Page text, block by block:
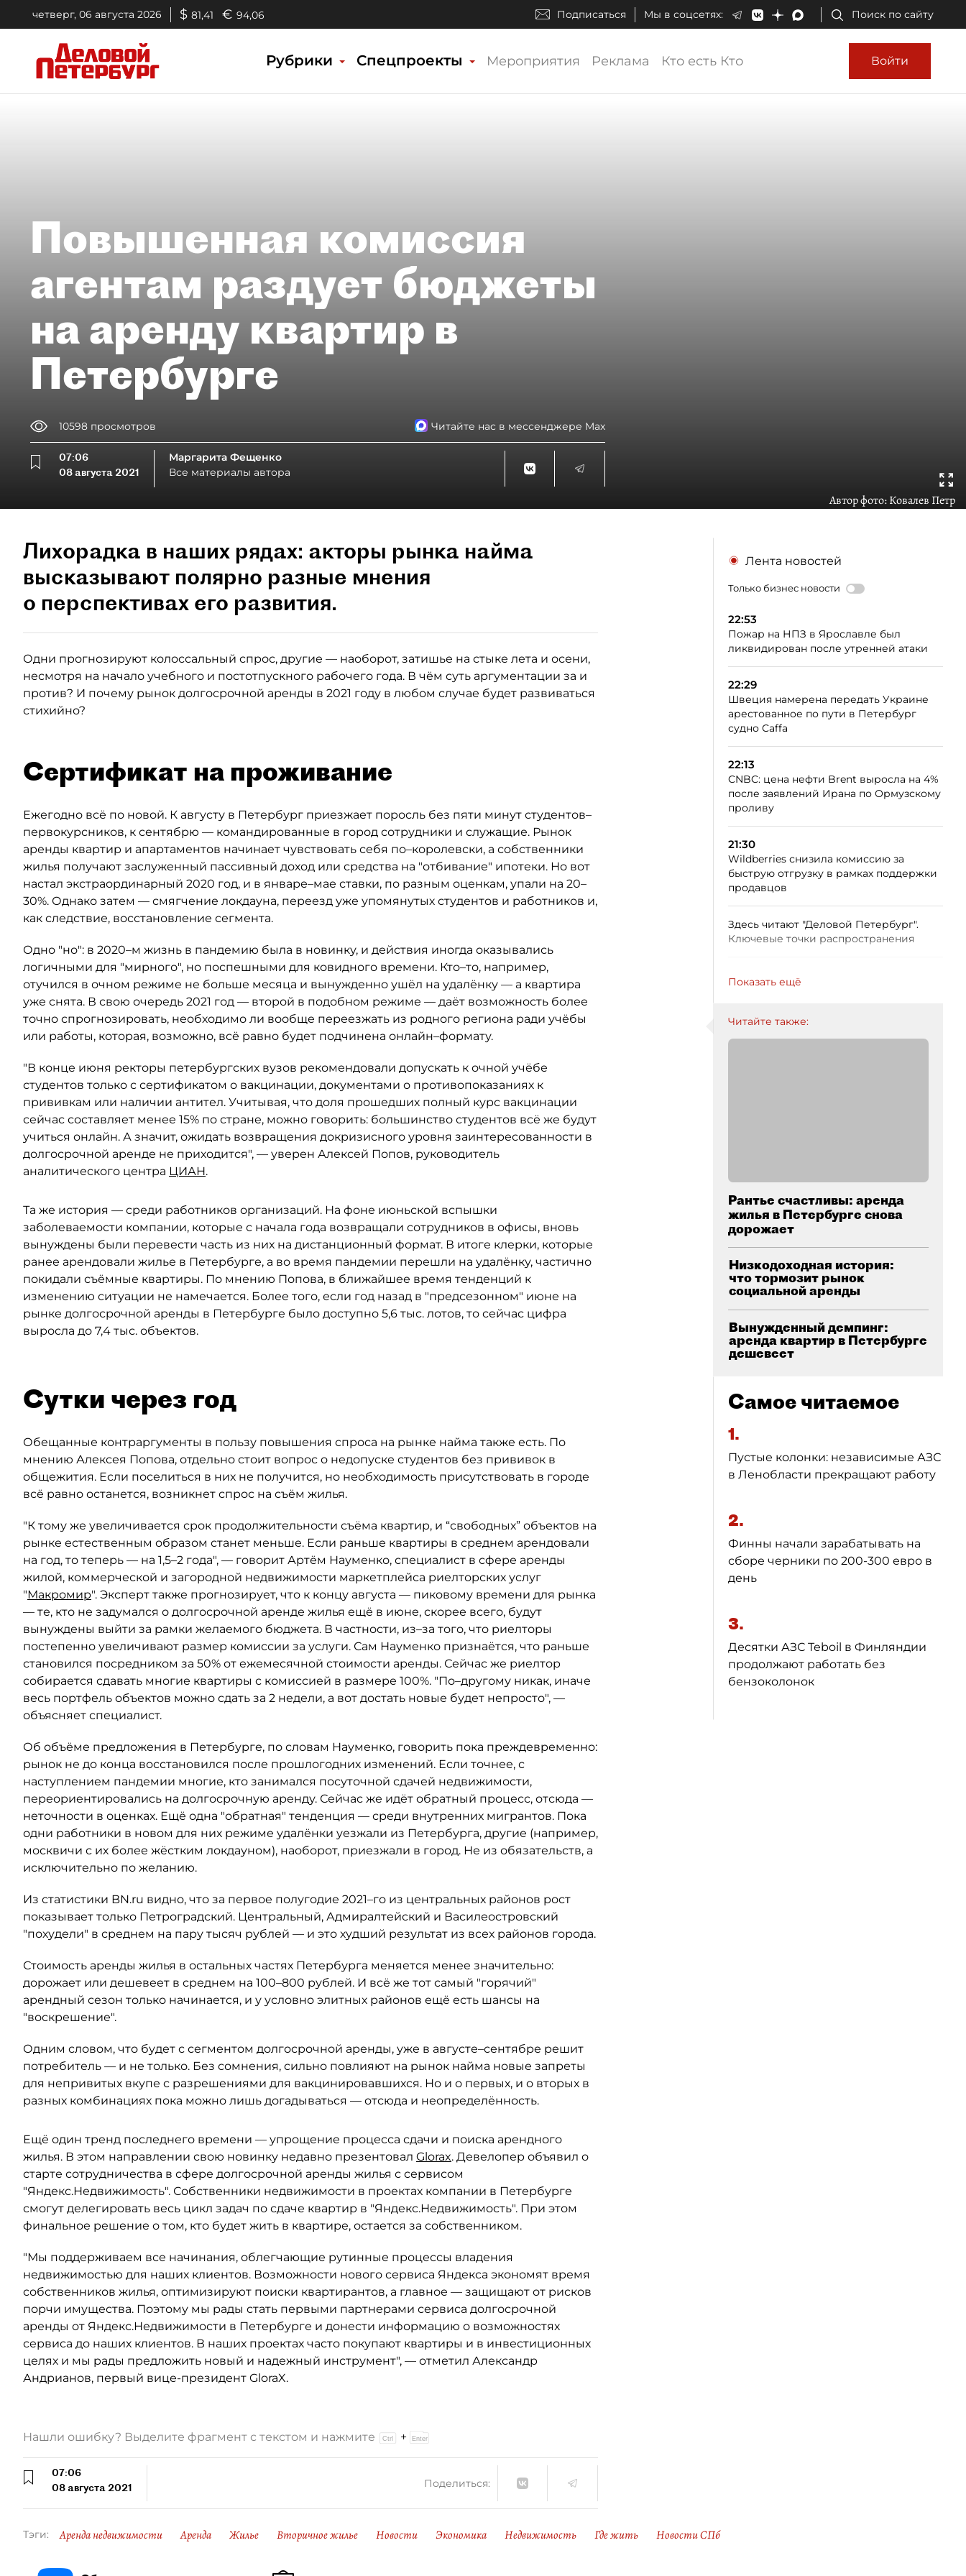
четверг, 06 августа 2026 $ 81,41 € 94,06 Подписаться Мы в соцсетях: Поиск по сайту
Рубрики Спецпроекты Мероприятия Реклама Кто есть Кто Войти
Повышенная комиссия
агентам раздует бюджеты
на аренду квартир в
Петербурге
10598 просмотров Читайте нас в мессенджере Max
07:06
08 августа 2021
Маргарита Фещенко
Все материалы автора
Автор фото:Ковалев Петр
Лихорадка в наших рядах: акторы рынка найма
высказывают полярно разные мнения
о перспективах его развития.
Одни прогнозируют колоссальный спрос, другие — наоборот, затишье на стыке лета и осени,
несмотря на начало учебного и постотпускного рабочего года. В чём суть аргументации за и
против? И почему рынок долгосрочной аренды в 2021 году в любом случае будет развиваться
стихийно?
Сертификат на проживание
Ежегодно всё по новой. К августу в Петербург приезжает поросль без пяти минут студентов–
первокурсников, к сентябрю — командированные в город сотрудники и служащие. Рынок
аренды квартир и апартаментов начинает чувствовать себя по–королевски, а собственники
жилья получают заслуженный пассивный доход или средства на "отбивание" ипотеки. Но вот
настал экстраординарный 2020 год, и в январе–мае ставки, по разным оценкам, упали на 20–
30%. Однако затем — смягчение локдауна, переезд уже упомянутых студентов и работников и,
как следствие, восстановление сегмента.
Одно "но": в 2020–м жизнь в пандемию была в новинку, и действия иногда оказывались
логичными для "мирного", но поспешными для ковидного времени. Кто–то, например,
отучился в очном режиме не больше месяца и вынужденно ушёл на удалёнку — а квартира
уже снята. В свою очередь 2021 год — второй в подобном режиме — даёт возможность более
точно спрогнозировать, необходимо ли вообще переезжать из родного региона ради учёбы
или работы, которая, возможно, всё равно будет подчинена онлайн–формату.
"В конце июня ректоры петербургских вузов рекомендовали допускать к очной учёбе
студентов только с сертификатом о вакцинации, документами о противопоказаниях к
прививкам или наличии антител. Учитывая, что доля прошедших полный курс вакцинации
сейчас составляет менее 15% по стране, можно говорить: большинство студентов всё же будут
учиться онлайн. А значит, ожидать возвращения докризисного уровня заинтересованности в
долгосрочной аренде не приходится", — уверен Алексей Попов, руководитель
аналитического центра ЦИАН.
Та же история — среди работников организаций. На фоне июньской вспышки
заболеваемости компании, которые с начала года возвращали сотрудников в офисы, вновь
вынуждены были перевести часть из них на дистанционный формат. В итоге клерки, которые
ранее арендовали жилье в Петербурге, а во время пандемии перешли на удалёнку, частично
покидали съёмные квартиры. По мнению Попова, в ближайшее время тенденций к
изменению ситуации не намечается. Более того, если год назад в "предсезонном" июне на
рынке долгосрочной аренды в Петербурге было доступно 5,6 тыс. лотов, то сейчас цифра
выросла до 7,4 тыс. объектов.
Сутки через год
Обещанные контраргументы в пользу повышения спроса на рынке найма также есть. По
мнению Алексея Попова, отдельно стоит вопрос о недопуске студентов без прививок в
общежития. Если поселиться в них не получится, но необходимость присутствовать в городе
всё равно останется, возникнет спрос на съём жилья.
"К тому же увеличивается срок продолжительности съёма квартир, и “свободных” объектов на
рынке естественным образом станет меньше. Если раньше квартиры в среднем арендовали
на год, то теперь — на 1,5–2 года", — говорит Артём Науменко, специалист в сфере аренды
жилой, коммерческой и загородной недвижимости маркетплейса риелторских услуг
"Макромир". Эксперт также прогнозирует, что к концу августа — пиковому времени для рынка
— те, кто не задумался о долгосрочной аренде жилья ещё в июне, скорее всего, будут
вынуждены выйти за рамки желаемого бюджета. В частности, из–за того, что риелторы
постепенно увеличивают размер комиссии за услуги. Сам Науменко признаётся, что раньше
становился посредником за 50% от ежемесячной стоимости аренды. Сейчас же риелтор
собирается сдавать многие квартиры с комиссией в размере 100%. "По–другому никак, иначе
весь портфель объектов можно сдать за 2 недели, а вот достать новые будет непросто", —
объясняет специалист.
Об объёме предложения в Петербурге, по словам Науменко, говорить пока преждевременно:
рынок не до конца восстановился после прошлогодних изменений. Если точнее, с
наступлением пандемии многие, кто занимался посуточной сдачей недвижимости,
переориентировались на долгосрочную аренду. Сейчас же идёт обратный процесс, отсюда —
неточности в оценках. Ещё одна "обратная" тенденция — среди внутренних мигрантов. Пока
одни работники в новом для них режиме удалёнки уезжали из Петербурга, другие (например,
москвичи с их более жёстким локдауном), наоборот, приезжали в город. Не из обязательств, а
исключительно по желанию.
Из статистики BN.ru видно, что за первое полугодие 2021–го из центральных районов рост
показывает только Петроградский. Центральный, Адмиралтейский и Василеостровский
"похудели" в среднем на пару тысяч рублей — и это худший результат из всех районов города.
Стоимость аренды жилья в остальных частях Петербурга меняется менее значительно:
дорожает или дешевеет в среднем на 100–800 рублей. И всё же тот самый "горячий"
арендный сезон только начинается, и у условно элитных районов ещё есть шансы на
"воскрешение".
Одним словом, что будет с сегментом долгосрочной аренды, уже в августе–сентябре решит
потребитель — и не только. Без сомнения, сильно повлияют на рынок найма новые запреты
для непривитых вкупе с разрешениями для вакцинировавшихся. Но и о первых, и о вторых в
разных комбинациях пока можно лишь догадываться — отсюда и неопределённость.
Ещё один тренд последнего времени — упрощение процесса сдачи и поиска арендного
жилья. В этом направлении свою новинку недавно презентовал Glorax. Девелопер объявил о
старте сотрудничества в сфере долгосрочной аренды жилья с сервисом
"Яндекс.Недвижимость". Собственники недвижимости в проектах компании в Петербурге
смогут делегировать весь цикл задач по сдаче квартир в "Яндекс.Недвижимость". При этом
финальное решение о том, кто будет жить в квартире, остается за собственником.
"Мы поддерживаем все начинания, облегчающие рутинные процессы владения
недвижимостью для наших клиентов. Возможности нового сервиса Яндекса экономят время
собственников жилья, оптимизируют поиски квартирантов, а главное — защищают от рисков
порчи имущества. Поэтому мы рады стать первыми партнерами сервиса долгосрочной
аренды от Яндекс.Недвижимости в Петербурге и донести информацию о возможностях
сервиса до наших клиентов. В наших проектах часто покупают квартиры и в инвестиционных
целях и мы рады предложить новый и надежный инструмент", — отметил Александр
Андрианов, первый вице-президент GloraX.
Лента новостей
Только бизнес новости
22:53
Пожар на НПЗ в Ярославле был
ликвидирован после утренней атаки
22:29
Швеция намерена передать Украине
арестованное по пути в Петербург
судно Caffa
22:13
CNBC: цена нефти Brent выросла на 4%
после заявлений Ирана по Ормузскому
проливу
21:30
Wildberries снизила комиссию за
быструю отгрузку в рамках поддержки
продавцов
Здесь читают "Деловой Петербург".
Ключевые точки распространения
Показать ещё
Читайте также:
Рантье счастливы: аренда
жилья в Петербурге снова
дорожает
Низкодоходная история:
что тормозит рынок
социальной аренды
Вынужденный демпинг:
аренда квартир в Петербурге
дешевеет
Самое читаемое
1.
Пустые колонки: независимые АЗС
в Ленобласти прекращают работу
2.
Финны начали зарабатывать на
сборе черники по 200-300 евро в
день
3.
Десятки АЗС Teboil в Финляндии
продолжают работать без
бензоколонок
Нашли ошибку? Выделите фрагмент с текстом и нажмите +
07:06
08 августа 2021
Поделиться:
Тэги: Аренда недвижимости Аренда Жилье Вторичное жилье Новости Экономика Недвижимость Где жить Новости СПб